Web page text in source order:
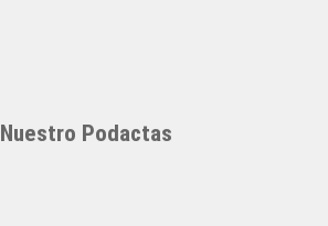
Nuestro Podactas